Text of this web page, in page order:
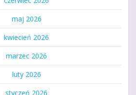
maj 2026
kwiecień 2026
marzec 2026
luty 2026
styczeń 2026